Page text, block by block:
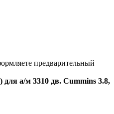
предварительный
а/м 3310 дв. Cummins 3.8,